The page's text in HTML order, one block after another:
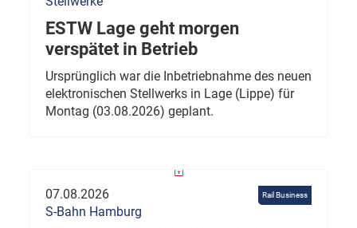
ESTW Lage geht morgen
verspätet in Betrieb
Ursprünglich war die Inbetriebnahme des neuen
elektronischen Stellwerks in Lage (Lippe) für
Montag (03.08.2026) geplant.
Rail Business
07.08.2026
S-Bahn Hamburg